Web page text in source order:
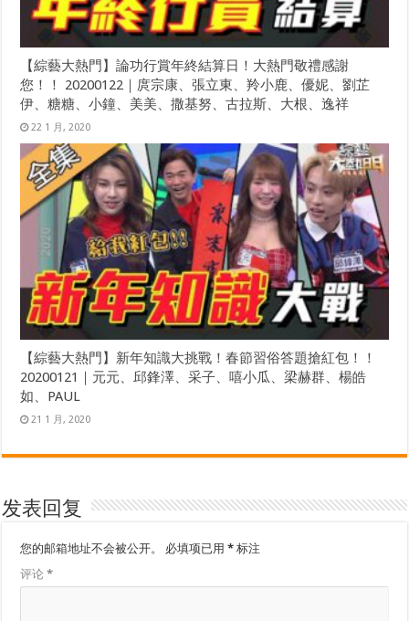
【綜藝大熱門】論功行賞年終結算日！大熱門敬禮感謝
您！！ 20200122｜庹宗康、張立東、羚小鹿、優妮、劉芷
伊、糖糖、小鐘、美美、撒基努、古拉斯、大根、逸祥
22 1 月, 2020
【綜藝大熱門】新年知識大挑戰！春節習俗答題搶紅包！！
20200121｜元元、邱鋒澤、采子、嘻小瓜、梁赫群、楊皓
如、PAUL
21 1 月, 2020
发表回复
您的邮箱地址不会被公开。 必填项已用* 标注
评论*